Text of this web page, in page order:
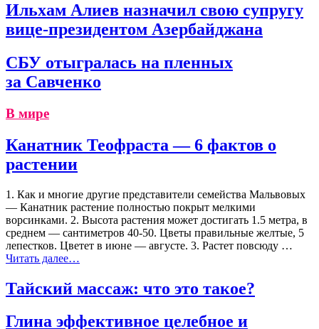
Ильхам Алиев назначил свою супругу
вице-президентом Азербайджана
СБУ отыгралась на пленных
за Савченко
В мире
Канатник Теофраста — 6 фактов о
растении
1. Как и многие другие представители семейства Мальвовых
— Канатник растение полностью покрыт мелкими
ворсинками. 2. Высота растения может достигать 1.5 метра, в
среднем — сантиметров 40-50. Цветы правильные желтые, 5
лепестков. Цветет в июне — августе. 3. Растет повсюду …
Читать далее…
Тайский массаж: что это такое?
Глина эффективное целебное и